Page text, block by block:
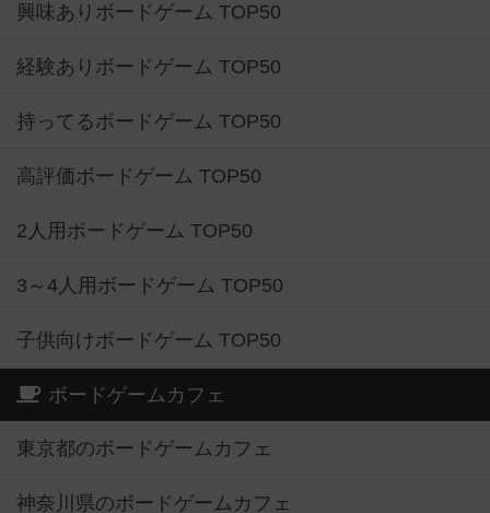
興味ありボードゲーム TOP50
経験ありボードゲーム TOP50
持ってるボードゲーム TOP50
高評価ボードゲーム TOP50
2人用ボードゲーム TOP50
3～4人用ボードゲーム TOP50
子供向けボードゲーム TOP50
ボードゲームカフェ
東京都のボードゲームカフェ
神奈川県のボードゲームカフェ